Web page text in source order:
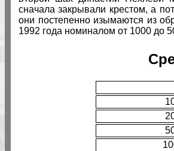
сначала закрывали крестом, а
они постепенно изымаются из
1992 года номиналом от 1000 до